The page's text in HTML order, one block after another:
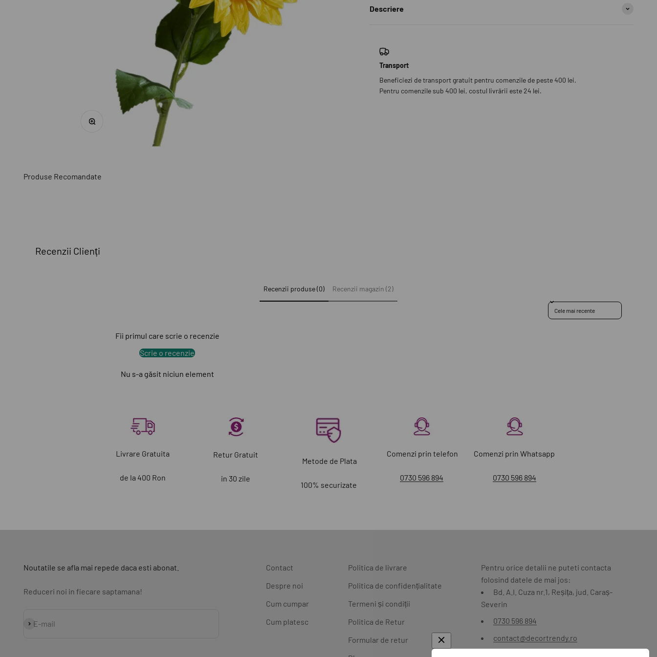
Descriere
Transport
Beneficiezi de transport gratuit pentru comenzile de peste 400 lei.
Pentru comenzile sub 400 lei, costul livrării este 24 lei.
Recenzii Clienți
Recenzii produse (0) Recenzii magazin (2)
Sort reviews by
Fii primul care scrie o recenzie
Scrie o recenzie
Nu s-a găsit niciun element
Livrare Gratuita
de la 400 Ron
Retur Gratuit
in 30 zile
Metode de Plata
100% securizate
Comenzi prin telefon
0730 596 894
Comenzi prin Whatsapp
0730 596 894
Noutatile se afla mai repede daca esti abonat.
Reduceri noi in fiecare saptamana!
E-mail
Abonează-te
Contact
Despre noi
Cum cumpar
Cum platesc
Politica de livrare
Politica de confidențialitate
Termeni și condiții
Politica de Retur
Formular de retur
Pentru orice detalii ne puteti contacta
folosind datele de mai jos:
Bd. A.I. Cuza nr.1, Reșița, jud. Caraș-
Severin
0730 596 894
contact@decortrendy.ro